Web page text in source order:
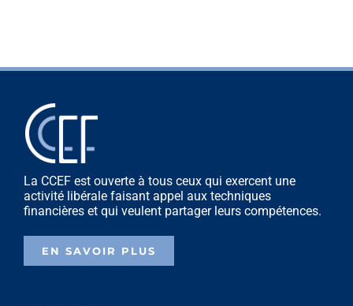
La CCEF est ouverte à tous ceux qui exercent une
activité libérale faisant appel aux techniques
financières et qui veulent partager leurs compétences.
EN SAVOIR PLUS